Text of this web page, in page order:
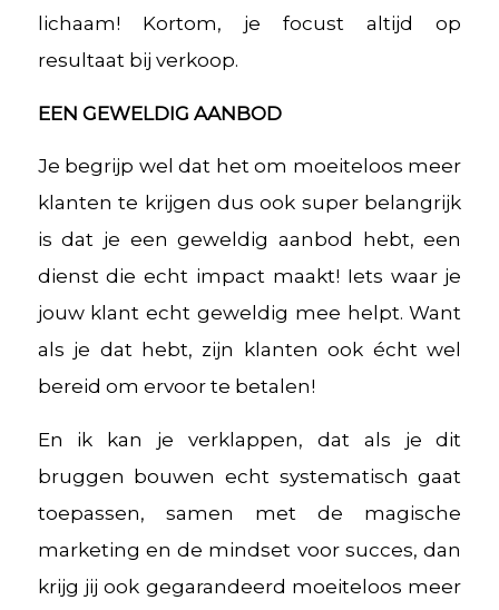
lichaam! Kortom, je focust altijd op
resultaat bij verkoop.
EEN GEWELDIG AANBOD
Je begrijp wel dat het om moeiteloos meer
klanten te krijgen dus ook super belangrijk
is dat je een geweldig aanbod hebt, een
dienst die echt impact maakt! Iets waar je
jouw klant echt geweldig mee helpt. Want
als je dat hebt, zijn klanten ook écht wel
bereid om ervoor te betalen!
En ik kan je verklappen, dat als je dit
bruggen bouwen echt systematisch gaat
toepassen, samen met de magische
marketing en de mindset voor succes, dan
krijg jij ook gegarandeerd moeiteloos meer